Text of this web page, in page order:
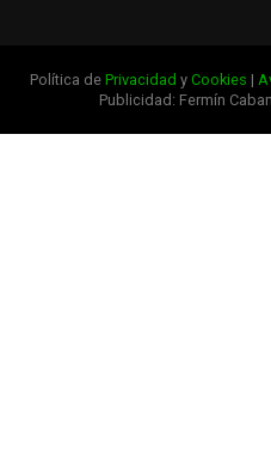
Política de Privacidad y Cookies |
Publicidad: Fermín